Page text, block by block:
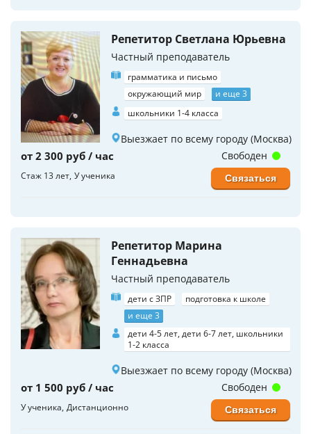
Репетитор Светлана Юрьевна
Частный преподаватель
грамматика и письмо
окружающий мир
и еще 3
школьники 1-4 класса
Выезжает по всему городу (Москва)
от 2 300 руб / час
Стаж 13 лет У ученика
Свободен
Связаться
Репетитор Марина
Геннадьевна
Частный преподаватель
дети с ЗПР
подготовка к школе
и еще 3
дети 4-5 лет, дети 6-7 лет, школьники
1-2 класса
Выезжает по всему городу (Москва)
от 1 500 руб / час
У ученика Дистанционно
Свободен
Связаться